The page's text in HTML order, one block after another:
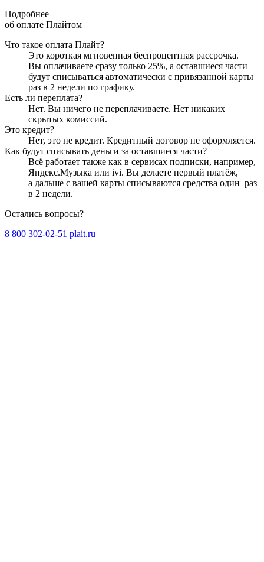
Подробнее
об оплате Плайтом
Что такое оплата Плайт?
Это короткая мгновенная беспроцентная рассрочка.
Вы оплачиваете сразу только 25%, а оставшиеся части
будут списываться автоматически с привязанной карты
раз в 2 недели по графику.
Есть ли переплата?
Нет. Вы ничего не переплачиваете. Нет никаких
скрытых комиссий.
Это кредит?
Нет, это не кредит. Кредитный договор не оформляется.
Как будут списывать деньги за оставшиеся части?
Всё работает также как в сервисах подписки, например,
Яндекс.Музыка или ivi. Вы делаете первый платёж,
а дальше с вашей карты списываются средства один раз
в 2 недели.
Остались вопросы?
8 800 302-02-51 plait.ru